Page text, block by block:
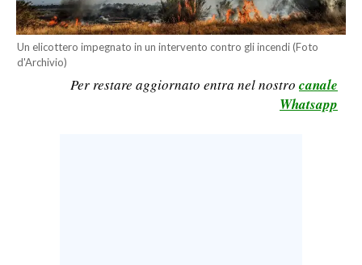
BANDI
SPORT IN SARDEGNA
Un elicottero impegnato in un intervento contro gli incendi (Foto
d'Archivio)
Per restare aggiornato entra nel nostro canale
Whatsapp